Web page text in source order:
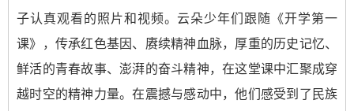
子认真观看的照片和视频。云朵少年们跟随《开学第一
课》，传承红色基因、赓续精神血脉，厚重的历史记忆、
鲜活的青春故事、澎湃的奋斗精神，在这堂课中汇聚成穿
越时空的精神力量。在震撼与感动中，他们感受到了民族